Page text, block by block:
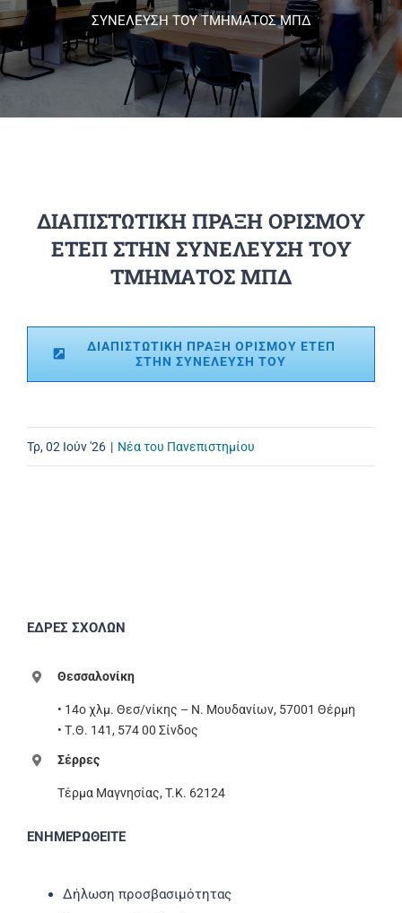
Πανεπιστημιακές Μονάδες
ΣΥΝΕΛΕΥΣΗ ΤΟΥ ΤΜΗΜΑΤΟΣ ΜΠΔ
ΔΙΑΠΙΣΤΩΤΙΚΗ ΠΡΑΞΗ ΟΡΙΣΜΟΥ
ΕΤΕΠ ΣΤΗΝ ΣΥΝΕΛΕΥΣΗ ΤΟΥ
ΤΜΗΜΑΤΟΣ ΜΠΔ
ΔΙΑΠΙΣΤΩΤΙΚΗ ΠΡΑΞΗ ΟΡΙΣΜΟΥ ΕΤΕΠ
ΣΤΗΝ ΣΥΝΕΛΕΥΣΗ ΤΟΥ
Τρ, 02 Ιούν '26 | Νέα του Πανεπιστημίου
ΕΔΡΕΣ ΣΧΟΛΩΝ
Θεσσαλονίκη
• 14ο χλμ. Θεσ/νίκης – Ν. Μουδανίων, 57001 Θέρμη
• Τ.Θ. 141, 574 00 Σίνδος
Σέρρες
Τέρμα Μαγνησίας, T.K. 62124
ΕΝΗΜΕΡΩΘΕΙΤΕ
Δήλωση προσβασιμότητας